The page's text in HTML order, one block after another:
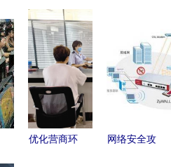
络技术服务
解析
模式——
IT168安全
专区网络技
优化营商环
网络安全攻